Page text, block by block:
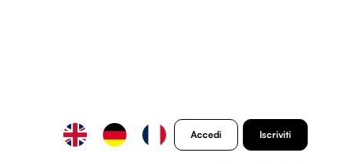
Accedi Iscriviti